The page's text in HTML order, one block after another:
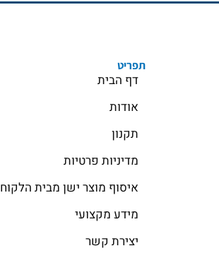
תפריט
דף הבית
אודות
תקנון
מדיניות פרטיות
איסוף מוצר ישן מבית הלקוח
מידע מקצועי
יצירת קשר